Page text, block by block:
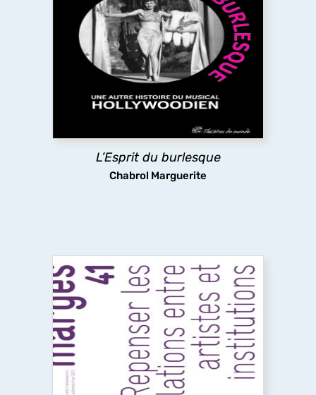
L’Esprit du burlesque
Chabrol Marguerite
L’Esprit du burlesque
L’ouvrage revisite l’âge d’or du film musical
américain du XXe siècle en y cherchant l’héritage
burlesquequi se trouve aux origines
du genre, mais que le cinéma a en partie effacé
pour privilégier sa dimension romantique.
découvrir
Repenser les relations entre artistes et
institutions
Ce numéro explore les relations entre artistes et
institutions, en analysant les tensions entre